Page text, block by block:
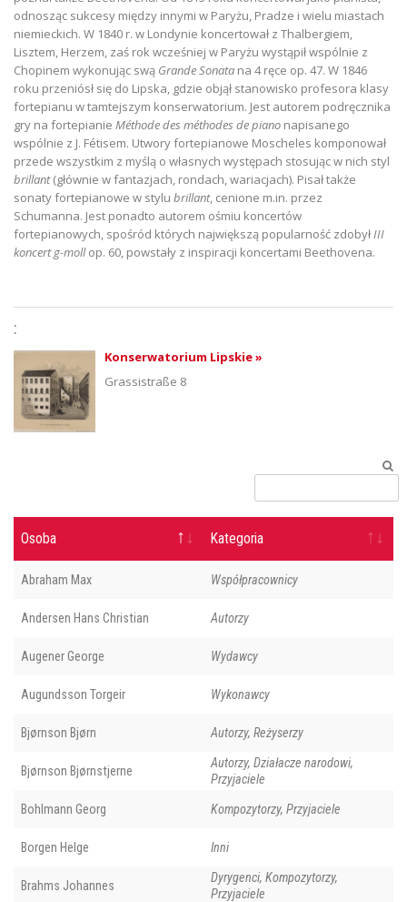
odnosząc sukcesy między innymi w Paryżu, Pradze i wielu miastach
niemieckich. W 1840 r. w Londynie koncertował z Thalbergiem,
Lisztem, Herzem, zaś rok wcześniej w Paryżu wystąpił wspólnie z
Chopinem wykonując swą Grande Sonata na 4 ręce op. 47. W 1846
roku przeniósł się do Lipska, gdzie objął stanowisko profesora klasy
fortepianu w tamtejszym konserwatorium. Jest autorem podręcznika
gry na fortepianie Méthode des méthodes de piano napisanego
wspólnie z J. Fétisem. Utwory fortepianowe Moscheles komponował
przede wszystkim z myślą o własnych występach stosując w nich styl
brillant(głównie w fantazjach, rondach, wariacjach). Pisał także
sonaty fortepianowe w stylu brillant, cenione m.in. przez
Schumanna. Jest ponadto autorem ośmiu koncertów
fortepianowych, spośród których największą popularność zdobyłIII
koncert g-mollop. 60, powstały z inspiracji koncertami Beethovena.
:
Konserwatorium Lipskie »
Grassistraße 8
Osoba Kategoria
Abraham Max Współpracownicy
Andersen Hans Christian Autorzy
Augener George Wydawcy
Augundsson Torgeir Wykonawcy
Bjørnson Bjørn Autorzy, Reżyserzy
Bjørnson Bjørnstjerne
Autorzy, Działacze narodowi,
Przyjaciele
Bohlmann Georg Kompozytorzy, Przyjaciele
Borgen Helge Inni
Brahms Johannes
Dyrygenci, Kompozytorzy,
Przyjaciele